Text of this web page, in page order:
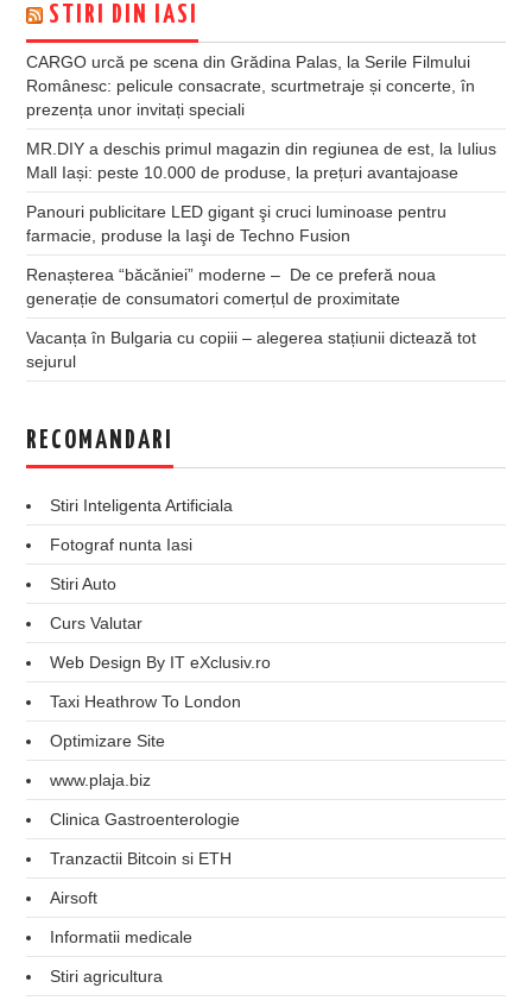
STIRI DIN IASI
CARGO urcă pe scena din Grădina Palas, la Serile Filmului
Românesc: pelicule consacrate, scurtmetraje și concerte, în
prezența unor invitați speciali
MR.DIY a deschis primul magazin din regiunea de est, la Iulius
Mall Iași: peste 10.000 de produse, la prețuri avantajoase
Panouri publicitare LED gigant şi cruci luminoase pentru
farmacie, produse la Iaşi de Techno Fusion
Renașterea “băcăniei” moderne – De ce preferă noua
generație de consumatori comerțul de proximitate
Vacanța în Bulgaria cu copiii – alegerea stațiunii dictează tot
sejurul
RECOMANDARI
Stiri Inteligenta Artificiala
Fotograf nunta Iasi
Stiri Auto
Curs Valutar
Web Design By IT eXclusiv.ro
Taxi Heathrow To London
Optimizare Site
www.plaja.biz
Clinica Gastroenterologie
Tranzactii Bitcoin si ETH
Airsoft
Informatii medicale
Stiri agricultura